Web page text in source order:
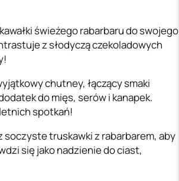
świeżego rabarbaru do swojego
z słodyczą czekoladowych
chutney, łączący smaki
do mięs, serów i kanapek.
spotkań!
soczyste truskawki z rabarbarem, aby
się jako nadzienie do ciast,